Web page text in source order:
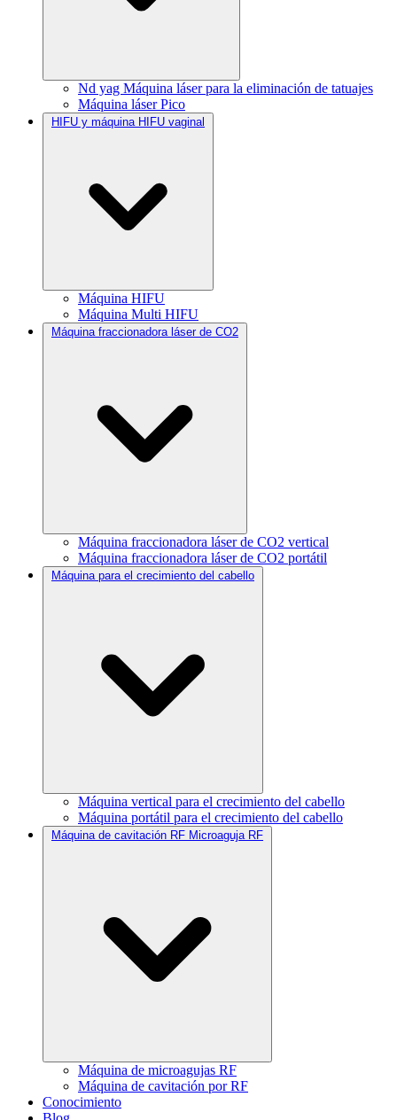
Nd yag Máquina láser para la eliminación de tatuajes
Máquina láser Pico
HIFU y máquina HIFU vaginal
Máquina HIFU
Máquina Multi HIFU
Máquina fraccionadora láser de CO2
Máquina fraccionadora láser de CO2 vertical
Máquina fraccionadora láser de CO2 portátil
Máquina para el crecimiento del cabello
Máquina vertical para el crecimiento del cabello
Máquina portátil para el crecimiento del cabello
Máquina de cavitación RF Microaguja RF
Máquina de microagujas RF
Máquina de cavitación por RF
Conocimiento